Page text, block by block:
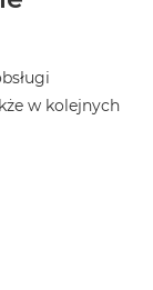
w kolejnych